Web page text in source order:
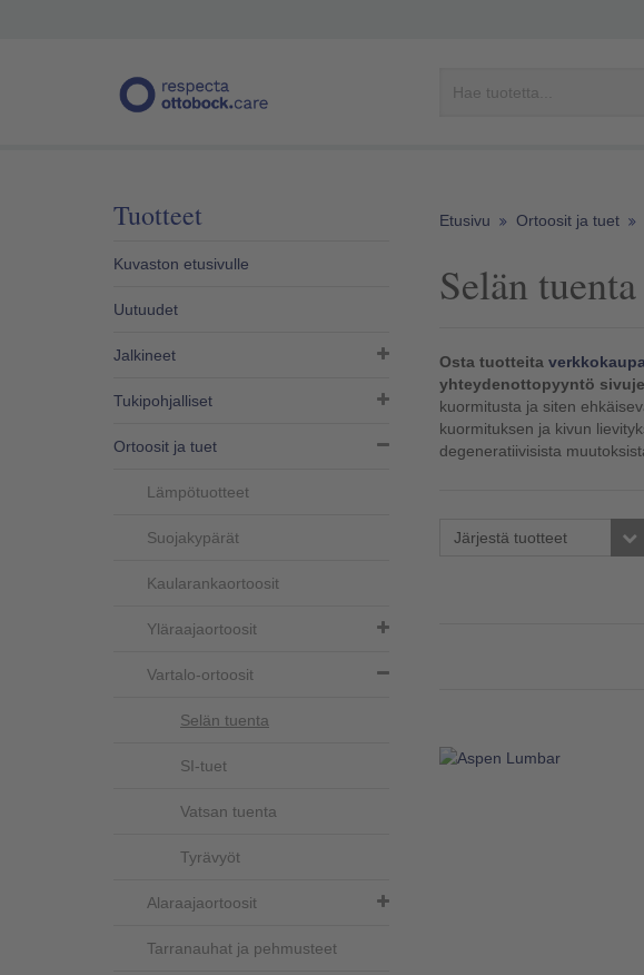
Tuotteet
Kuvaston etusivulle
Uutuudet
Jalkineet
Tukipohjalliset
Ortoosit ja tuet
Lämpötuotteet
Suojakypärät
Kaularankaortoosit
Yläraajaortoosit
Vartalo-ortoosit
Selän tuenta
SI-tuet
Vatsan tuenta
Tyrävyöt
Alaraajaortoosit
Tarranauhat ja pehmusteet
Etusivu Ortoosit ja tuet
Selän tuenta
Osta tuotteita
yhteydenottopyyntö
kuormitusta ja siten
kuormituksen ja kivun
degeneratiivisista
Järjestä tuotteet